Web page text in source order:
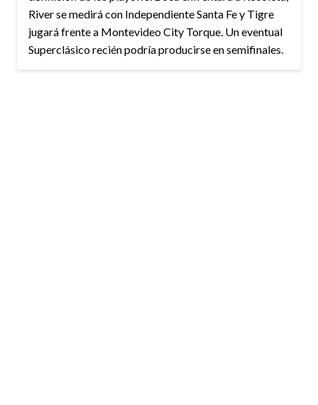
River se medirá con Independiente Santa Fe y Tigre
jugará frente a Montevideo City Torque. Un eventual
Superclásico recién podría producirse en semifinales.